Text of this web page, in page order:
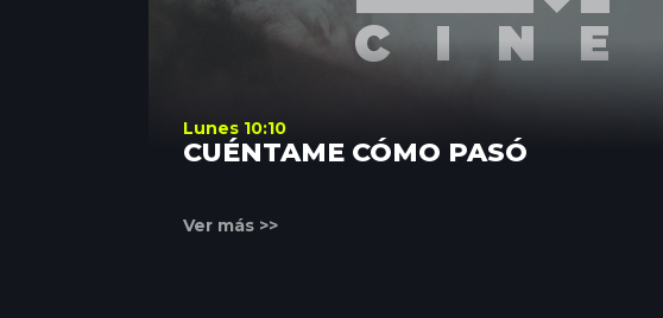
Lunes 10:10
CUÉNTAME CÓMO PASÓ
Ver más >>